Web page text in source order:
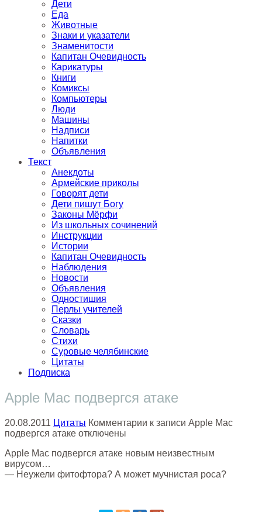
Дети
Еда
Животные
Знаки и указатели
Знаменитости
Капитан Очевидность
Карикатуры
Книги
Комиксы
Компьютеры
Люди
Машины
Надписи
Напитки
Объявления
Текст
Анекдоты
Армейские приколы
Говорят дети
Дети пишут Богу
Законы Мёрфи
Из школьных сочинений
Инструкции
Истории
Капитан Очевидность
Наблюдения
Новости
Объявления
Одностишия
Перлы учителей
Сказки
Словарь
Стихи
Суровые челябинские
Цитаты
Подписка
Apple Mac подвергся атаке
20.08.2011 Цитаты Комментарии к записи Apple Mac
подвергся атаке отключены
Apple Mac подвергся атаке новым неизвестным
вирусом…
— Неужели фитофтора? А может мучнистая роса?